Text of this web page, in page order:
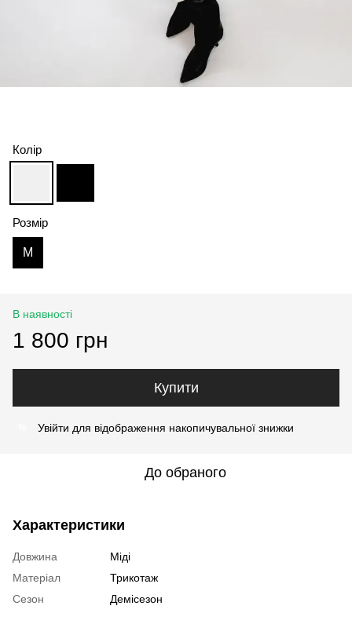
Колір
Розмір
M
В наявності
1 800 грн
Купити
Увійти для відображення накопичувальної знижки
До обраного
Характеристики
Довжина
Міді
Матеріал
Трикотаж
Сезон
Демісезон